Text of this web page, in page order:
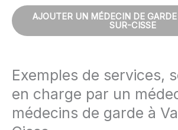
AJOUTER UN MÉDECIN DE
SUR-CISSE
Exemples de services,
en charge par un
médecins de garde à